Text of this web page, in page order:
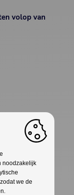
volop van
noodzakelijk
we de